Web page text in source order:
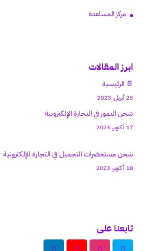
مركز المساعدة
ابرز المقالات
📄 الرئيسية
25 أبريل، 2023
شحن التمور في التجارة الإلكترونية
17 أكتوبر، 2023
شحن مستحضرات التجميل في التجارة الإلكترونية
18 أكتوبر، 2023
تابعنا على